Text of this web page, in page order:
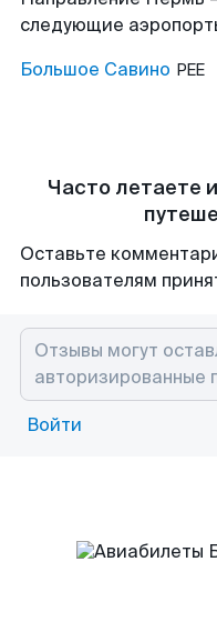
следующие
Большое Савино PEE
Часто летаете
Оставьте
пользователям
Войти